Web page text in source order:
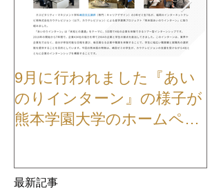
9月に行われました『あい
のりインターン』の様子が
熊本学園大学のホームペー
最新記事